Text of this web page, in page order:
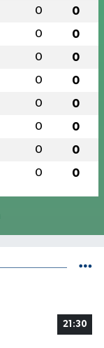
0 0
0 0
0 0
0 0
0 0
0 0
0 0
0 0
21:30